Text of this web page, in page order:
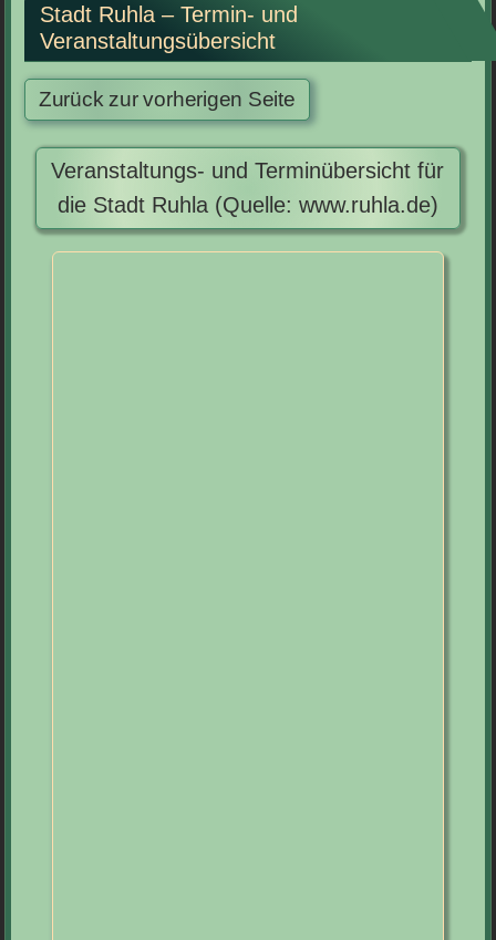
Stadt Ruhla – Termin- und
Veranstaltungsübersicht
Veranstaltungs- und Terminübersicht für
die Stadt Ruhla (Quelle: www.ruhla.de)